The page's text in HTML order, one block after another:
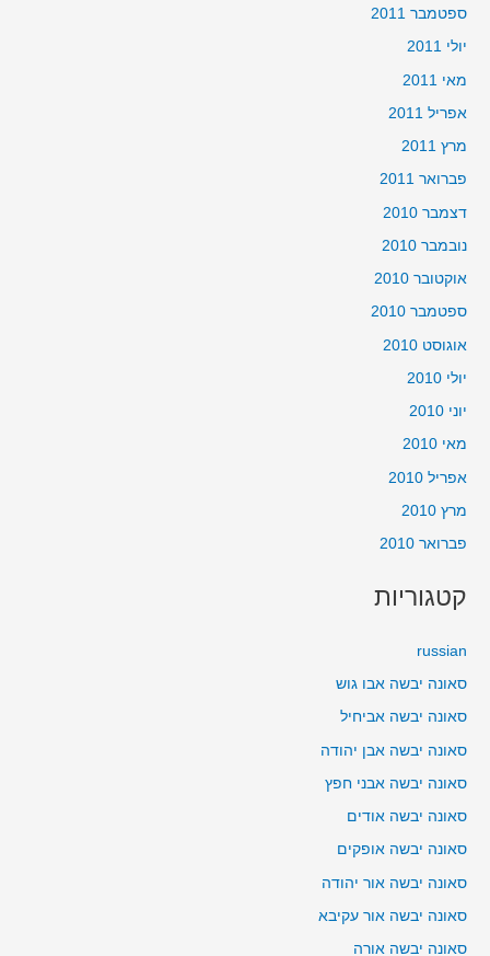
ספטמבר 2011
יולי 2011
מאי 2011
אפריל 2011
מרץ 2011
פברואר 2011
דצמבר 2010
נובמבר 2010
אוקטובר 2010
ספטמבר 2010
אוגוסט 2010
יולי 2010
יוני 2010
מאי 2010
אפריל 2010
מרץ 2010
פברואר 2010
קטגוריות
russian
סאונה יבשה אבו גוש
סאונה יבשה אביחיל
סאונה יבשה אבן יהודה
סאונה יבשה אבני חפץ
סאונה יבשה אודים
סאונה יבשה אופקים
סאונה יבשה אור יהודה
סאונה יבשה אור עקיבא
סאונה יבשה אורה